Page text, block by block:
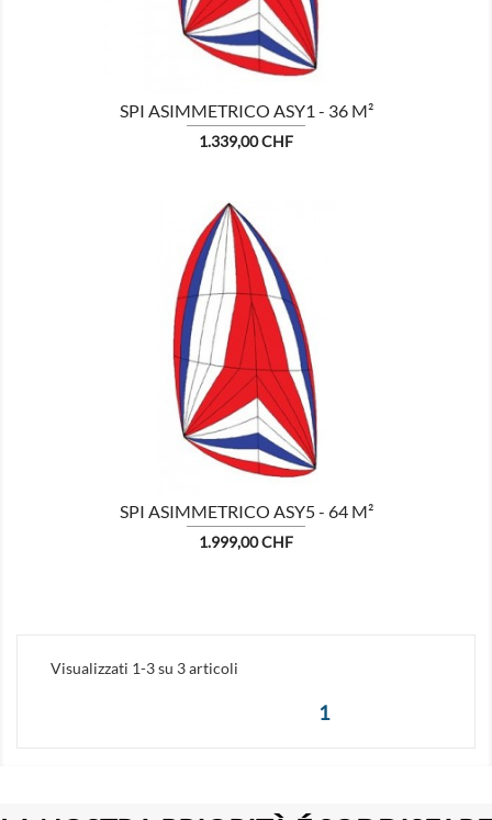
SPI ASIMMETRICO ASY1 - 36 M²
Prezzo
1.339,00 CHF
SPI ASIMMETRICO ASY5 - 64 M²
Prezzo
1.999,00 CHF

Visualizzati 1-3 su 3 articoli
1